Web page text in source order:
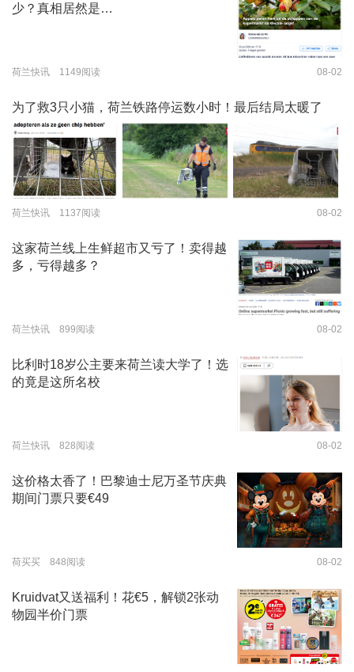
少？真相居然是…
荷兰快讯 1149阅读 08-02
为了救3只小猫，荷兰铁路停运数小时！最后结局太暖了
荷兰快讯 1137阅读 08-02
这家荷兰线上生鲜超市又亏了！卖得越
多，亏得越多？
荷兰快讯 899阅读 08-02
比利时18岁公主要来荷兰读大学了！选
的竟是这所名校
荷兰快讯 828阅读 08-02
这价格太香了！巴黎迪士尼万圣节庆典
期间门票只要€49
荷买买 848阅读 08-02
Kruidvat又送福利！花€5，解锁2张动
物园半价门票